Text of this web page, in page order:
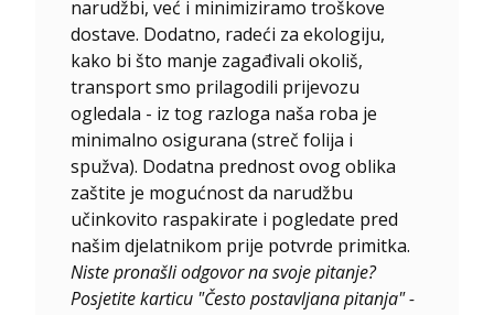
narudžbi, već i minimiziramo troškove
dostave. Dodatno, radeći za ekologiju,
kako bi što manje zagađivali okoliš,
transport smo prilagodili prijevozu
ogledala - iz tog razloga naša roba je
minimalno osigurana (streč folija i
spužva). Dodatna prednost ovog oblika
zaštite je mogućnost da narudžbu
učinkovito raspakirate i pogledate pred
našim djelatnikom prije potvrde primitka.
Niste pronašli odgovor na svoje pitanje?
Posjetite karticu "Često postavljana pitanja" -